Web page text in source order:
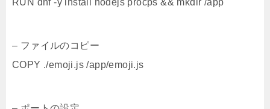
RUN dnf -y install nodejs procps && mkdir /app
– ファイルのコピー
COPY ./emoji.js /app/emoji.js